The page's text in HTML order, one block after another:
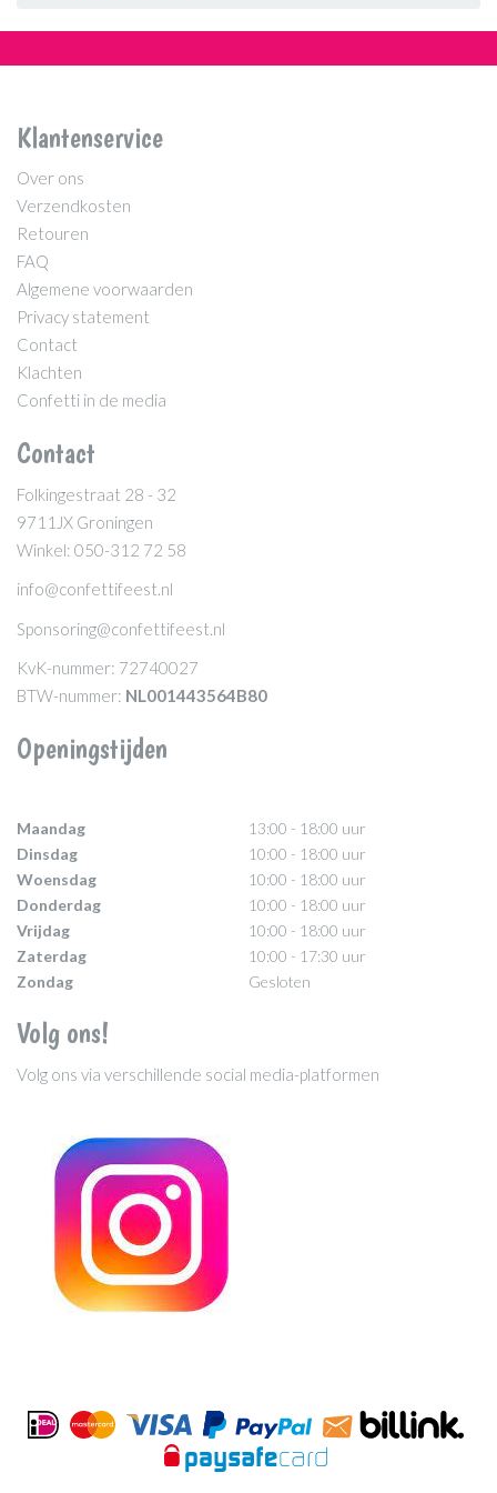
Klantenservice
Over ons
Verzendkosten
Retouren
FAQ
Algemene voorwaarden
Privacy statement
Contact
Klachten
Confetti in de media
Contact
Folkingestraat 28 - 32
9711JX Groningen
Winkel: 050-312 72 58
info@confettifeest.nl
Sponsoring@confettifeest.nl
KvK-nummer: 72740027
BTW-nummer: NL001443564B80
Openingstijden
Maandag
13:00 - 18:00 uur
Dinsdag
10:00 - 18:00 uur
Woensdag
10:00 - 18:00 uur
Donderdag
10:00 - 18:00 uur
Vrijdag
10:00 - 18:00 uur
Zaterdag
10:00 - 17:30 uur
Zondag
Gesloten
Volg ons!
Volg ons via verschillende social media-platformen